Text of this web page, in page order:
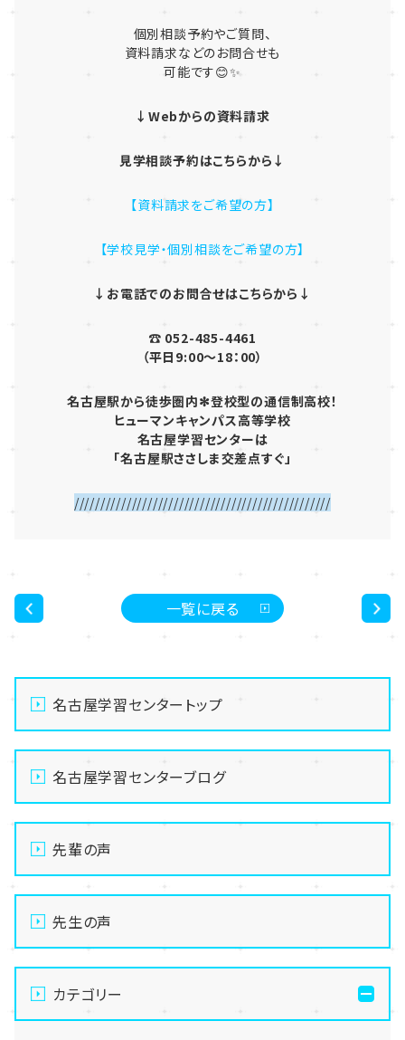
個別相談予約やご質問、
資料請求などのお問合せも
可能です😊✨
↓Webからの資料請求
見学相談予約はこちらから↓
【資料請求をご希望の方】
【学校見学・個別相談をご希望の方】
↓お電話でのお問合せはこちらから↓
☎ 052-485-4461
（平日9:00～18：00）
名古屋駅から徒歩圏内✻登校型の通信制高校！
ヒューマンキャンパス高等学校
名古屋学習センターは
「名古屋駅ささしま交差点すぐ」
/////////////////////////////////////////////////
一覧に戻る
名古屋学習センタートップ
名古屋学習センターブログ
先輩の声
先生の声
カテゴリー